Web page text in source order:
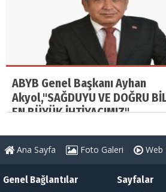
ABYB Genel Başkanı Ayhan
Akyol,"SAĞDUYU VE DOĞRU
EN BÜYÜK İHTİYACIMIZ"
Ana Sayfa Foto Galeri Web
Genel Bağlantılar Sayfalar